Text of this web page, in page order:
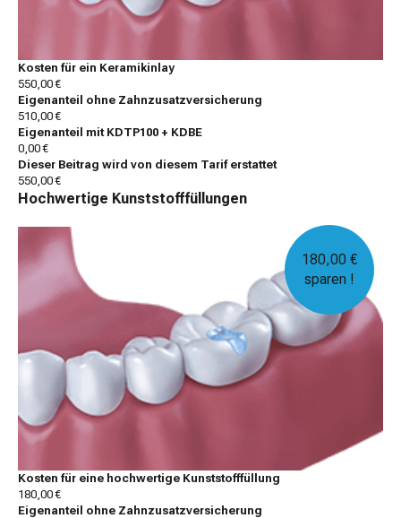
Kosten für ein Keramikinlay
550,00 €
Eigenanteil ohne Zahnzusatzversicherung
510,00 €
Eigenanteil mit KDTP100 + KDBE
0,00 €
Dieser Beitrag wird von diesem Tarif erstattet
550,00 €
Hochwertige Kunststofffüllungen
180,00 €
sparen !
Kosten für eine hochwertige Kunststofffüllung
180,00 €
Eigenanteil ohne Zahnzusatzversicherung